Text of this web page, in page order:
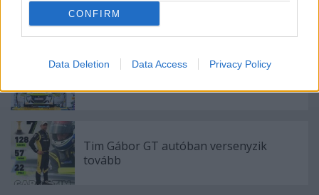
CONFIRM
Data Deletion Data Access Privacy Policy
Egy évszázada a mobilitás élén
Tim Gábor GT autóban versenyzik
tovább